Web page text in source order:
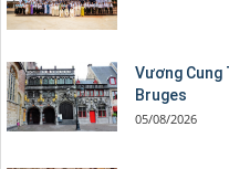
Vương Cung
Bruges
05/08/2026